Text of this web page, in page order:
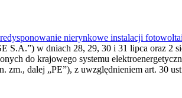
nierynkowe instalacji
S.A.”) w dniach 28, 29, 30 i 31 lipca oraz 2
do krajowego systemu
zm., dalej „PE”), z uwzględnieniem art. 30